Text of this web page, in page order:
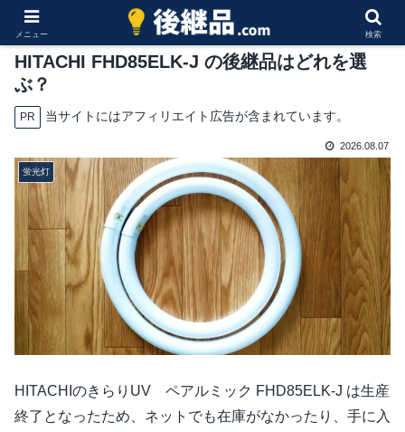
HITACHI FHD85ELK-J の後継品はどれを選
ぶ？
PR 当サイトにはアフィリエイト広告が含まれています。
2026.08.07
蛍光灯
HITACHIのきらりUV ペアルミック FHD85ELK-J は生産
終了となったため、ネットでも在庫がなかったり、手に入
メニュー 検索